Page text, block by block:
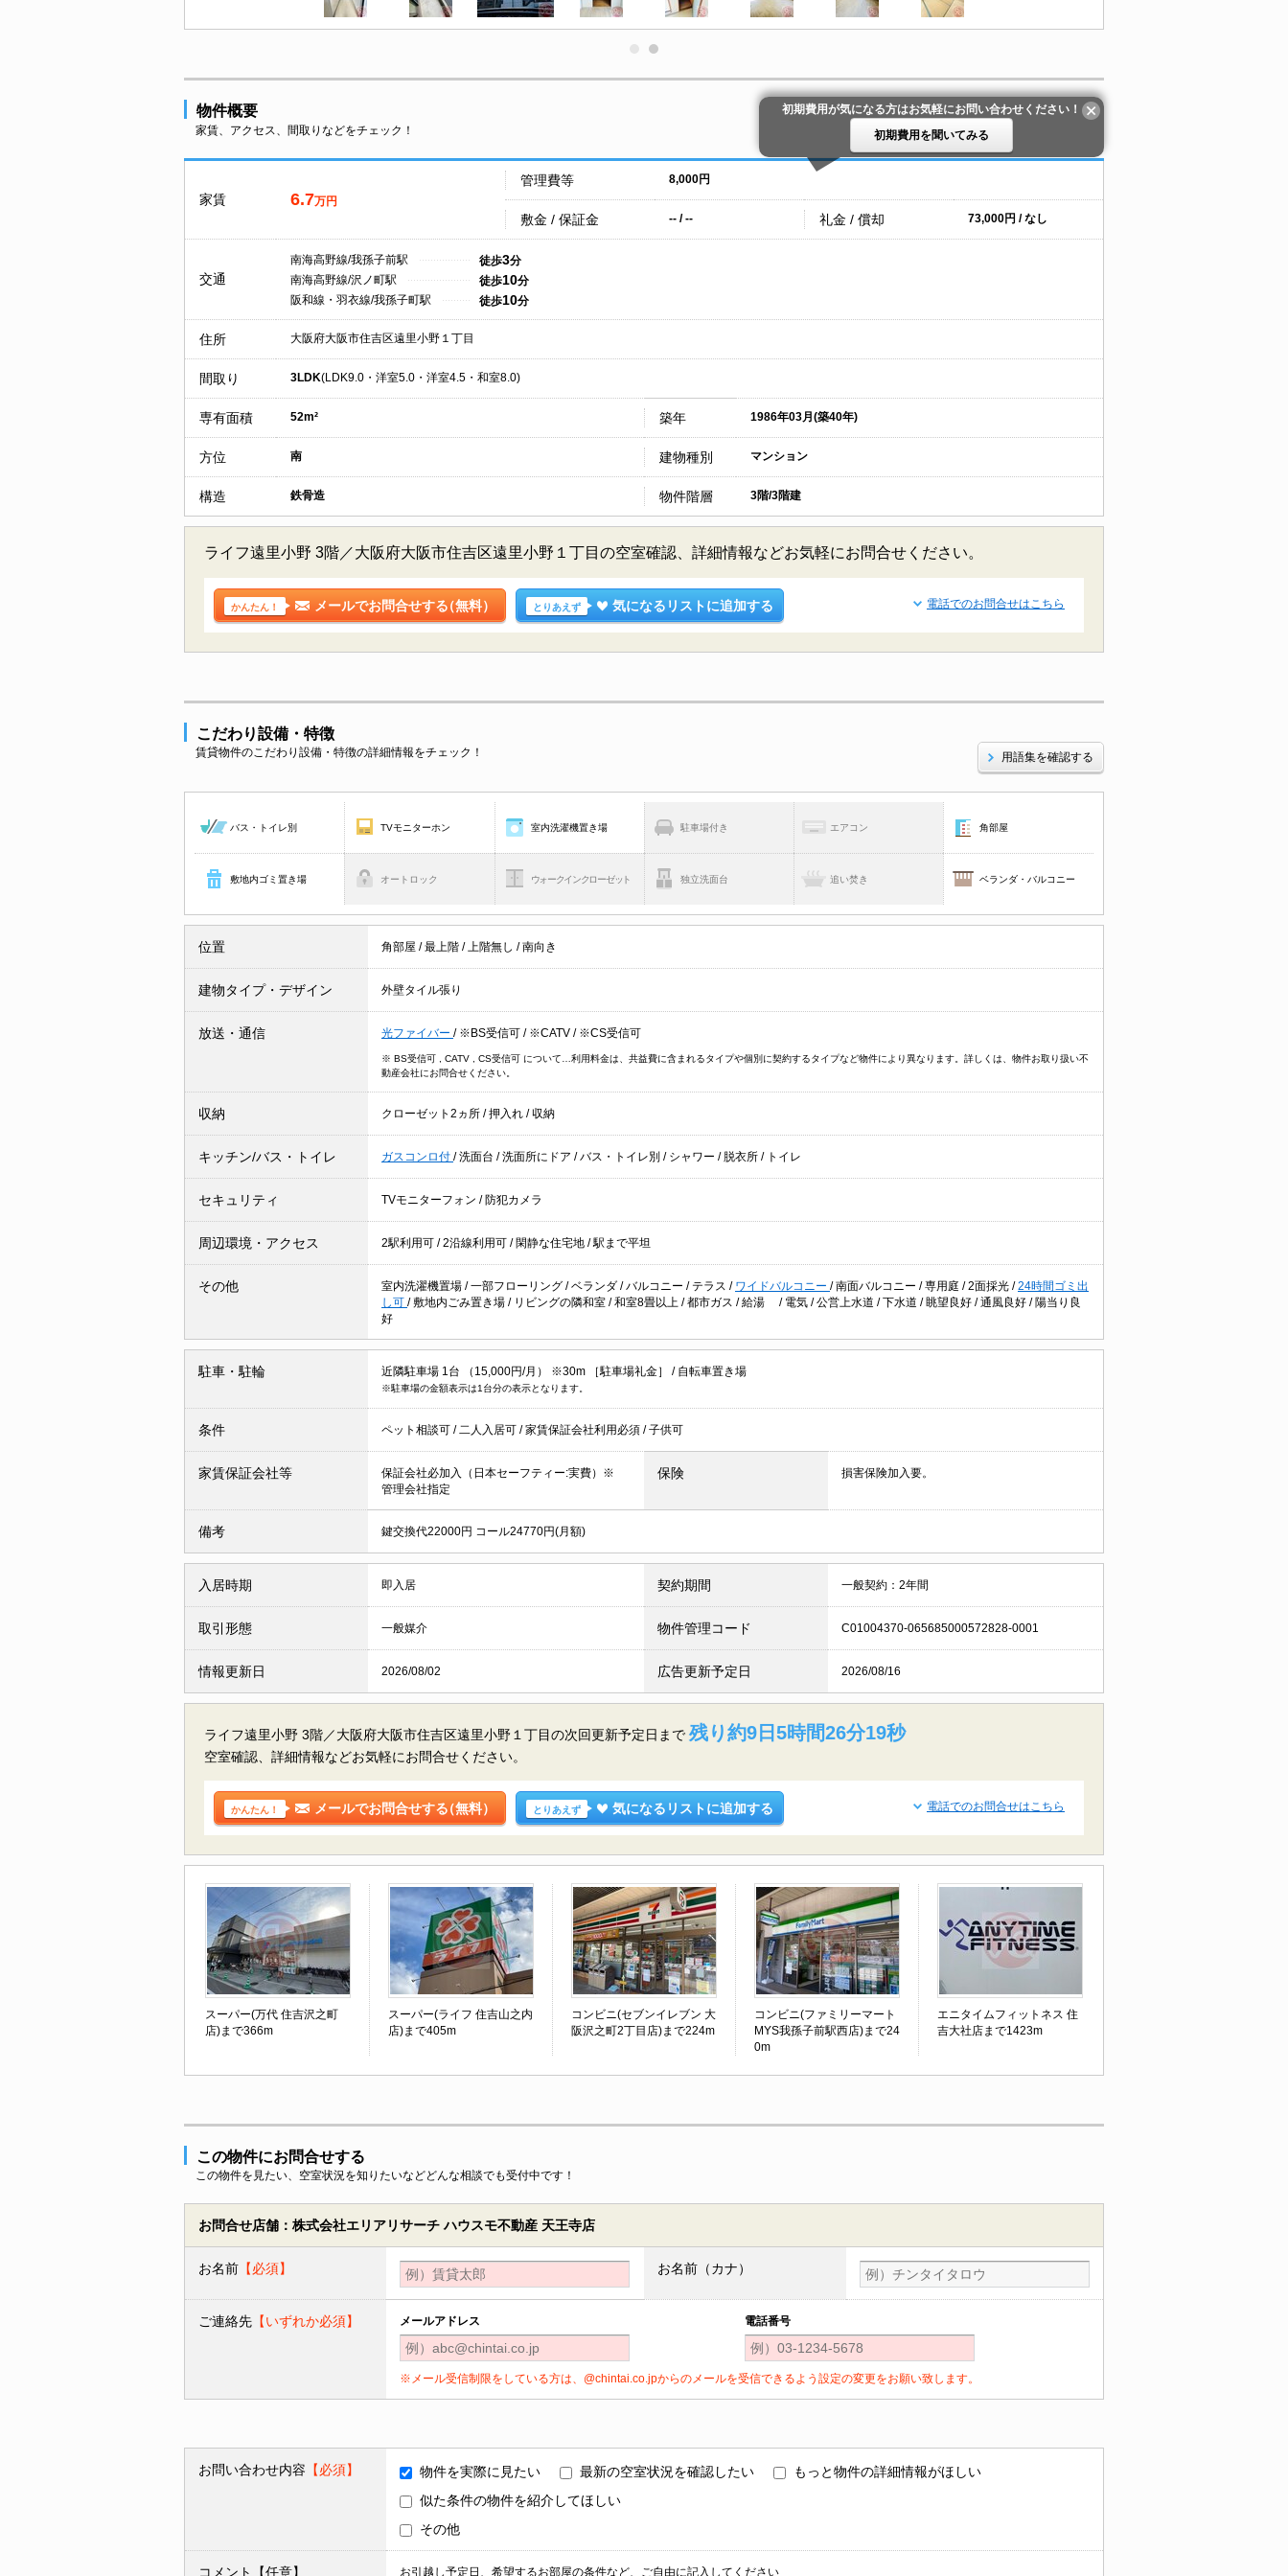
物件概要
家賃、アクセス、間取りなどをチェック！
初期費用が気になる方はお気軽にお問い合わせください！
初期費用を聞いてみる
家賃 6.7万円
管理費等 8,000円
敷金 / 保証金 -- / -- 礼金 / 償却 73,000円 / なし
交通
南海高野線/我孫子前駅 徒歩3分
南海高野線/沢ノ町駅
徒歩10分
阪和線・羽衣線/我孫子町駅
徒歩10分
住所 大阪府大阪市住吉区遠里小野１丁目
間取り 3LDK(LDK9.0・洋室5.0・洋室4.5・和室8.0)
専有面積 52m² 築年 1986年03月(築40年)
方位 南 建物種別 マンション
構造 鉄骨造 物件階層 3階/3階建
ライフ遠里小野 3階／大阪府大阪市住吉区遠里小野１丁目の空室確認、詳細情報などお気軽にお問合せください。
かんたん！ メールでお問合せする（無料） とりあえず 気になるリストに追加する 電話でのお問合せはこちら
こだわり設備・特徴
賃貸物件のこだわり設備・特徴の詳細情報をチェック！ 用語集を確認する
バス・トイレ別 TVモニターホン 室内洗濯機置き場 駐車場付き エアコン 角部屋
敷地内ゴミ置き場 オートロック ウォークインクローゼット 独立洗面台 追い焚き ベランダ・バルコニー
位置 角部屋 /最上階 / 上階無し /南向き
建物タイプ・デザイン 外壁タイル張り
放送・通信 光ファイバー / ※BS受信可 / ※CATV / ※CS受信可
※ BS受信可 , CATV , CS受信可 について…利用料金は、共益費に含まれるタイプや個別に契約するタイプなど物件により異なります。詳しくは、物件お取り扱い不
動産会社にお問合せください。
収納 クローゼット2ヵ所 /押入れ /収納
キッチン/バス・トイレ ガスコンロ付 /洗面台 /洗面所にドア /バス・トイレ別 / シャワー / 脱衣所 / トイレ
セキュリティ TVモニターフォン / 防犯カメラ
周辺環境・アクセス 2駅利用可 /2沿線利用可 / 閑静な住宅地 /駅まで平坦
その他 室内洗濯機置場 /一部フローリング /ベランダ /バルコニー /テラス / ワイドバルコニー /南面バルコニー /専用庭 /2面採光 /24時間ゴミ出
し可 /敷地内ごみ置き場 / リビングの隣和室 /和室8畳以上 /都市ガス /給湯 / 電気 /公営上水道 /下水道 / 眺望良好 /通風良好 / 陽当り良
好
駐車・駐輪 近隣駐車場 1台 （15,000円/月） ※30m ［駐車場礼金］ / 自転車置き場
※駐車場の金額表示は1台分の表示となります。
条件 ペット相談可 / 二人入居可 /家賃保証会社利用必須 /子供可
家賃保証会社等
保証会社必加入（日本セーフティー:実費）※
管理会社指定
保険 損害保険加入要。
備考 鍵交換代22000円 コール24770円(月額)
入居時期 即入居 契約期間 一般契約：2年間
取引形態 一般媒介 物件管理コード C01004370-065685000572828-0001
情報更新日 2026/08/02 広告更新予定日 2026/08/16
ライフ遠里小野 3階／大阪府大阪市住吉区遠里小野１丁目の次回更新予定日まで 残り約9日5時間26分18秒
空室確認、詳細情報などお気軽にお問合せください。
かんたん！ メールでお問合せする（無料） とりあえず 気になるリストに追加する 電話でのお問合せはこちら
スーパー(万代 住吉沢之町
店)まで366m
スーパー(ライフ 住吉山之内
店)まで405m
コンビニ(セブンイレブン 大
阪沢之町2丁目店)まで224m
コンビニ(ファミリーマート
MYS我孫子前駅西店)まで24
0m
エニタイムフィットネス 住
吉大社店まで1423m
この物件にお問合せする
この物件を見たい、空室状況を知りたいなどどんな相談でも受付中です！
お問合せ店舗：株式会社エリアリサーチ ハウスモ不動産 天王寺店
お名前 【必須】 お名前（カナ）
ご連絡先 【いずれか必須】 メールアドレス 電話番号
※メール受信制限をしている方は、@chintai.co.jpからのメールを受信できるよう設定の変更をお願い致します。
お問い合わせ内容 【必須】 物件を実際に見たい 最新の空室状況を確認したい
もっと物件の詳細情報がほしい
似た条件の物件を紹介してほしい
その他
コメント【任意】 お引越し予定日、希望するお部屋の条件など、ご自由に記入してください